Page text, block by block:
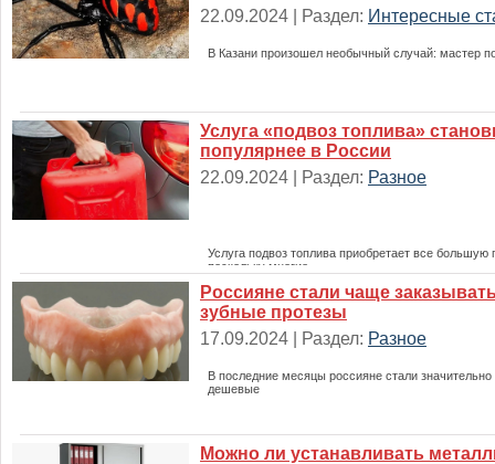
22.09.2024 | Раздел: Интересные
В Казани произошел необычный случай: мастер
Услуга «подвоз топлива»
популярнее в России
22.09.2024 | Раздел: Разное
Услуга подвоз топлива приобретает все большую
поскольку многие
Россияне стали чаще
зубные протезы
17.09.2024 | Раздел: Разное
В последние месяцы россияне стали
дешевые
Можно ли устанавливать